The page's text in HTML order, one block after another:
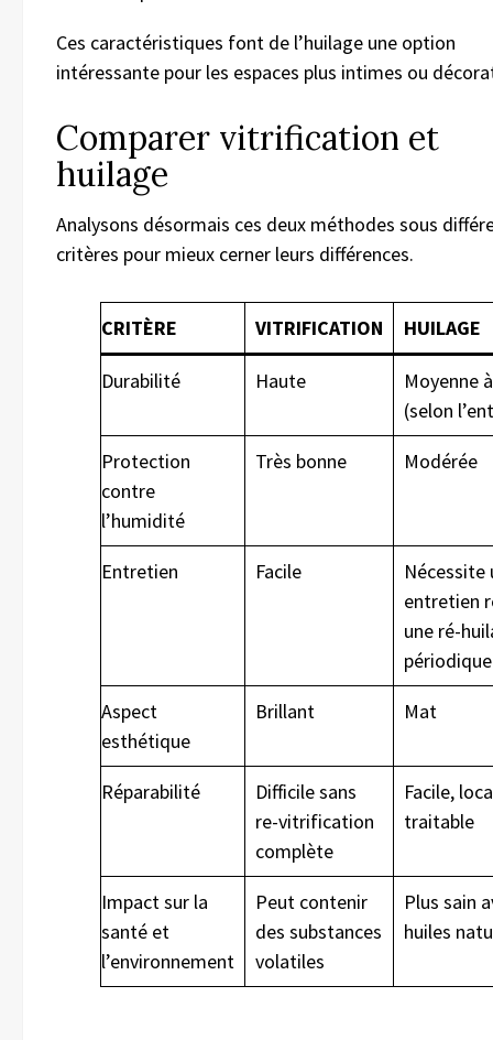
Ces caractéristiques font de l’huilage une option
intéressante pour les espaces plus intimes ou
Comparer vitrification et
huilage
Analysons désormais ces deux méthodes sous
critères pour mieux cerner leurs différences.
CRITÈRE VITRIFICATION HUILAGE
Durabilité Haute
Moyenne
(selon
Protection
contre
l’humidité
Très bonne Modérée
Entretien Facile
Nécessite
entretien
une ré-
périodique
Aspect
esthétique
Brillant Mat
Réparabilité
Difficile sans
re-vitrification
complète
Facile,
traitable
Impact sur la
santé et
l’environnement
Peut contenir
des substances
volatiles
Plus sain
huiles